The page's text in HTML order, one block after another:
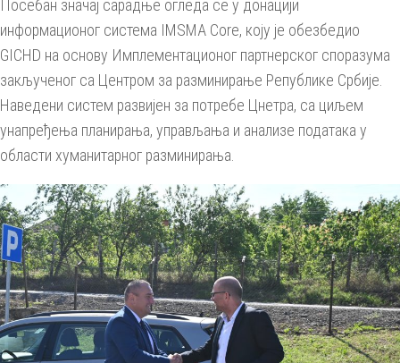
Посебан значај сарадње огледа се у донацији
информационог система IMSMA Core, коју је обезбедио
GICHD на основу Имплементационог партнерског споразума
закљученог са Центром за разминирање Републике Србије.
Наведени систем развијен за потребе Цнетра, са циљем
унапређења планирања, управљања и анализе података у
области хуманитарног разминирања.